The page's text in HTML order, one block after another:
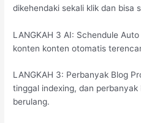
dikehendaki sekali klik dan bisa
LANGKAH 3 AI: Schendule
konten konten otomatis
LANGKAH 3: Perbanyak Blog
tinggal indexing, dan perbanyak
berulang.